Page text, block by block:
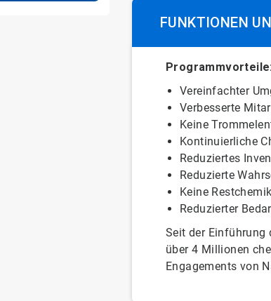
FUNKTIONEN
Vereinfachter
Verbesserte
Keine
Kontinuierliche
Reduziertes
Reduzierte
Keine
Reduzierter
Seit der Einführung
über 4 Millionen
Engagements von